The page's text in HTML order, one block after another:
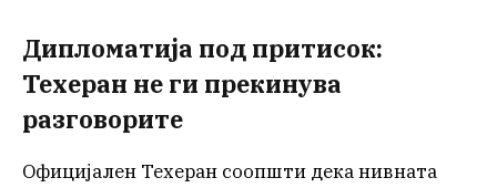
Дипломатија под притисок:
Техеран не ги прекинува
разговорите
Официјален Техеран соопшти дека нивната